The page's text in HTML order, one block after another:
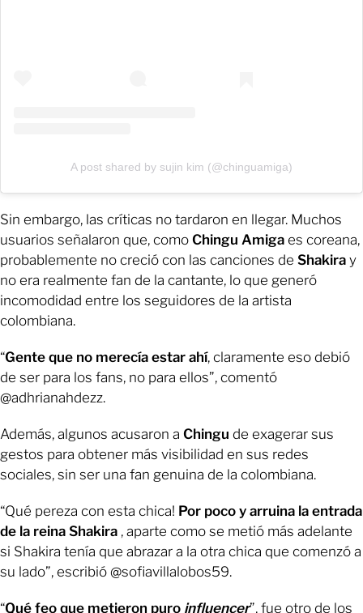
A post shared by sujin kim (@chinguamiga)
Sin embargo, las críticas no tardaron en llegar. Muchos
usuarios señalaron que, como Chingu Amiga es coreana,
probablemente no creció con las canciones de Shakira y
no era realmente fan de la cantante, lo que generó
incomodidad entre los seguidores de la artista
colombiana.
“Gente que no merecía estar ahí, claramente eso debió
de ser para los fans, no para ellos”, comentó
@adhrianahdezz.
Además, algunos acusaron a Chingu de exagerar sus
gestos para obtener más visibilidad en sus redes
sociales, sin ser una fan genuina de la colombiana.
“Qué pereza con esta chica! Por poco y arruina la entrada
de la reina Shakira , aparte como se metió más adelante
si Shakira tenía que abrazar a la otra chica que comenzó a
su lado”, escribió @sofiavillalobos59.
“Qué feo que metieron puro influencer”, fue otro de los